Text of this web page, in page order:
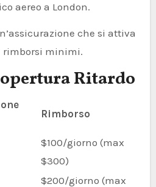
aereo a London.
che si attiva
rimborsi minimi.
Ritardo
Rimborso
$100/giorno (max
$300)
$200/giorno (max